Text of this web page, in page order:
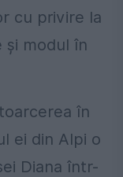
cu privire la
și modul în
în
ei din Alpi o
Diana într-